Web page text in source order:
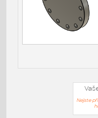
Nejste